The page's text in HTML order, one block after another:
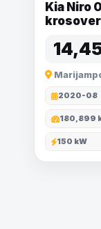
Kia Niro
2020-08
180,899
150 kW